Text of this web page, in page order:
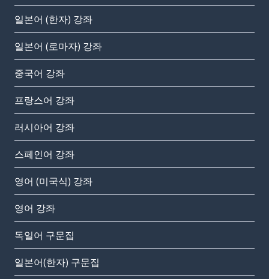
일본어 (한자) 강좌
일본어 (로마자) 강좌
중국어 강좌
프랑스어 강좌
러시아어 강좌
스페인어 강좌
영어 (미국식) 강좌
영어 강좌
독일어 구문집
일본어(한자) 구문집